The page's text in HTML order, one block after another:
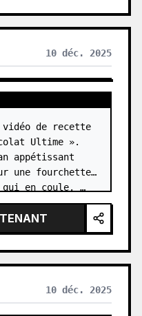
10 déc. 2025
vidéo de recette
Ultime ».
appétissant
une fourchette,
qui en coule. …
10 déc. 2025